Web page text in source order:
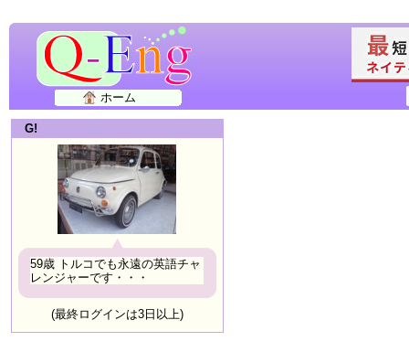
ホーム
G!
59歳 トルコでも永遠の英語チャ
レンジャーです・・・
(最終ログインは3日以上)